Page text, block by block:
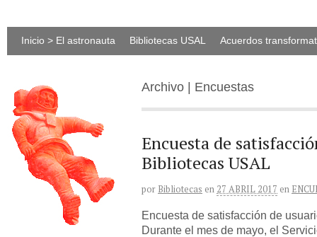
Inicio > El astronauta Bibliotecas USAL Acuerdos
Archivo | Encuestas
Encuesta de
Bibliotecas USAL
por Bibliotecas en 27 ABRIL 2017 en
Encuesta de satisfacción de
Durante el mes de mayo, el